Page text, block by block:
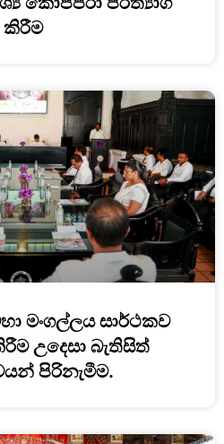
කිරීම
මංගල්ලය සාර්ථකව
උදෙසා බැතිසිත්
පිරිනැමීම.